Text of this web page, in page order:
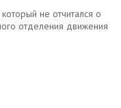
не отчитался о
отделения движения